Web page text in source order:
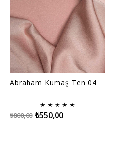
Abraham Kumaş Ten 04
★ ★ ★ ★ ★
₺550,00
₺800,00